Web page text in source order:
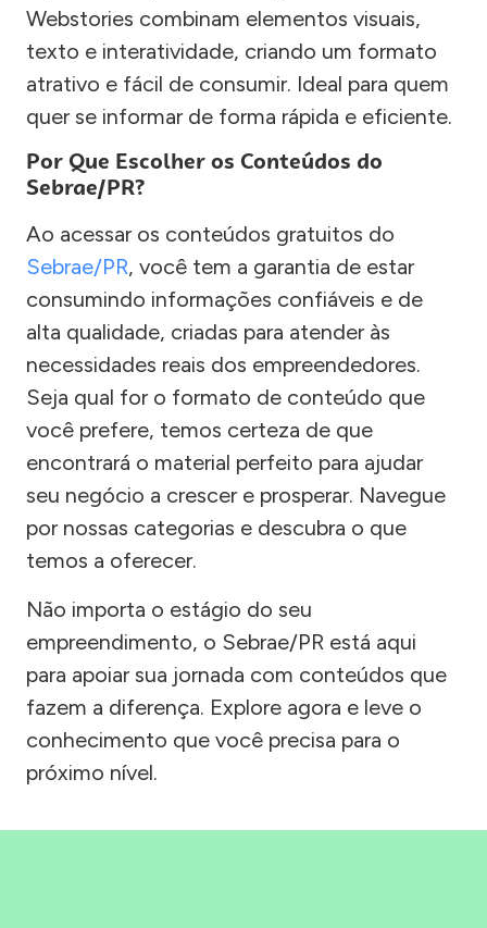
Webstories combinam elementos visuais,
texto e interatividade, criando um formato
atrativo e fácil de consumir. Ideal para quem
quer se informar de forma rápida e eficiente.
Por Que Escolher os Conteúdos do
Sebrae/PR?
Ao acessar os conteúdos gratuitos do
Sebrae/PR, você tem a garantia de estar
consumindo informações confiáveis e de
alta qualidade, criadas para atender às
necessidades reais dos empreendedores.
Seja qual for o formato de conteúdo que
você prefere, temos certeza de que
encontrará o material perfeito para ajudar
seu negócio a crescer e prosperar. Navegue
por nossas categorias e descubra o que
temos a oferecer.
Não importa o estágio do seu
empreendimento, o Sebrae/PR está aqui
para apoiar sua jornada com conteúdos que
fazem a diferença. Explore agora e leve o
conhecimento que você precisa para o
próximo nível.